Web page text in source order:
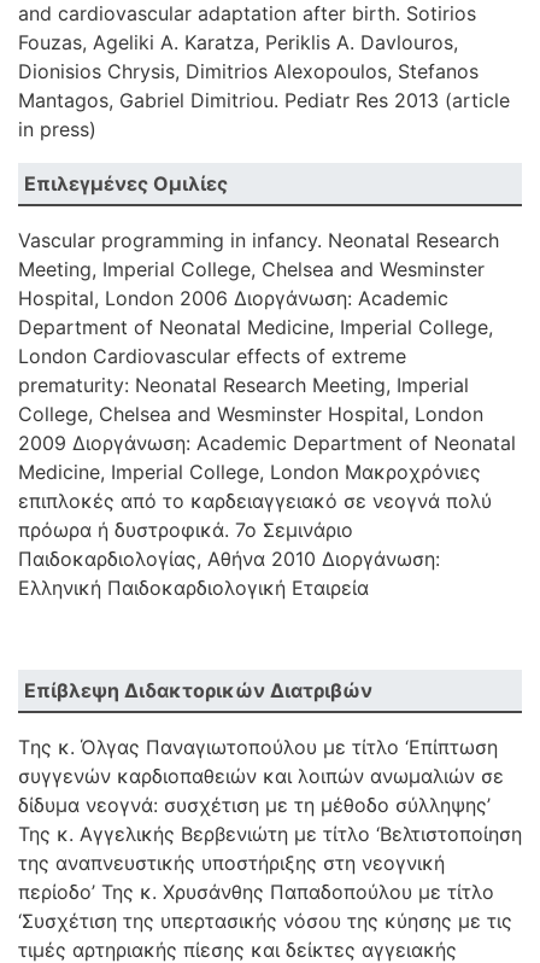
and cardiovascular adaptation after birth. Sotirios
Fouzas, Ageliki A. Karatza, Periklis A. Davlouros,
Dionisios Chrysis, Dimitrios Alexopoulos, Stefanos
Mantagos, Gabriel Dimitriou. Pediatr Res 2013 (article
in press)
Επιλεγμένες Ομιλίες
Vascular programming in infancy. Neonatal Research
Meeting, Imperial College, Chelsea and Wesminster
Hospital, London 2006 Διοργάνωση: Academic
Department of Neonatal Medicine, Imperial College,
London Cardiovascular effects of extreme
prematurity: Neonatal Research Meeting, Imperial
College, Chelsea and Wesminster Hospital, London
2009 Διοργάνωση: Academic Department of Neonatal
Medicine, Imperial College, London Μακροχρόνιες
επιπλοκές από το καρδειαγγειακό σε νεογνά πολύ
πρόωρα ή δυστροφικά. 7ο Σεμινάριο
Παιδοκαρδιολογίας, Αθήνα 2010 Διοργάνωση:
Ελληνική Παιδοκαρδιολογική Εταιρεία
Επίβλεψη Διδακτορικών Διατριβών
Tης κ. Όλγας Παναγιωτοπούλου με τίτλο ‘Επίπτωση
συγγενών καρδιοπαθειών και λοιπών ανωμαλιών σε
δίδυμα νεογνά: συσχέτιση με τη μέθοδο σύλληψης’
Της κ. Αγγελικής Βερβενιώτη με τίτλο ‘Βελτιστοποίηση
της αναπνευστικής υποστήριξης στη νεογνική
περίοδο’ Της κ. Χρυσάνθης Παπαδοπούλου με τίτλο
‘Συσχέτιση της υπερτασικής νόσου της κύησης με τις
τιμές αρτηριακής πίεσης και δείκτες αγγειακής